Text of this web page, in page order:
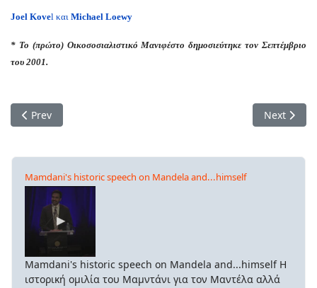
Joel Kovel και Michael Loewy
* Το (πρώτο) Οικοσοσιαλιστικό Μανιφέστο δημοσιεύτηκε τον Σεπτέμβριο
του 2001.
Previous article: ΟΙΚΟΣΟΣΙΑΛΙΣΜΟΣ: Η Σύνθεση Σοσιαλισμού
Prev Next
Next
Mamdani's historic speech on Mandela and...himself
Mamdani's historic speech on Mandela and...himself Η
ιστορική ομιλία του Μαμντάνι για τον Μαντέλα αλλά